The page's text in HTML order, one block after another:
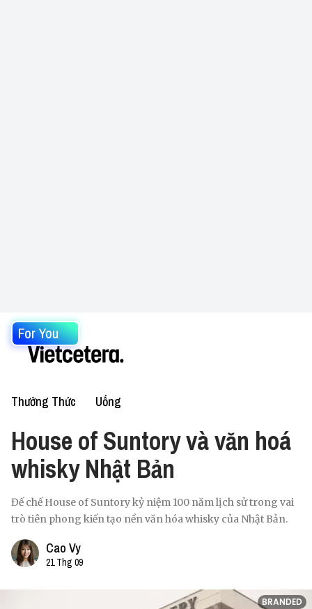
For You
Thưởng Thức Uống
House of Suntory và văn hoá
whisky Nhật Bản
Đế chế House of Suntory kỷ niệm 100 năm lịch sử trong vai
trò tiên phong kiến tạo nền văn hóa whisky của Nhật Bản.
Cao Vy
21 Thg 09
BRANDED